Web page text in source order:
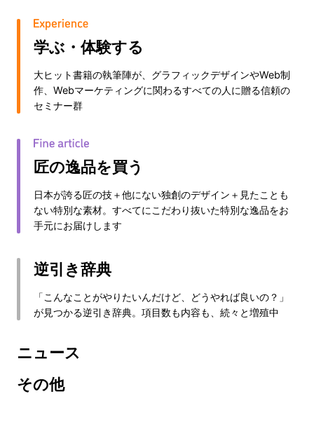
学ぶ・体験する
大ヒット書籍の執筆陣が、グラフィックデザインやWeb制
作、Webマーケティングに関わるすべての人に贈る信頼の
セミナー群
匠の逸品を買う
日本が誇る匠の技＋他にない独創のデザイン＋見たことも
ない特別な素材。すべてにこだわり抜いた特別な逸品をお
手元にお届けします
逆引き辞典
「こんなことがやりたいんだけど、どうやれば良いの？」
が見つかる逆引き辞典。項目数も内容も、続々と増殖中
ニュース
その他